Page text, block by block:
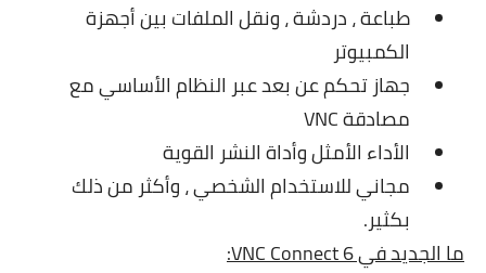
طباعة ، دردشة ، ونقل الملفات بين أجهزة
الكمبيوتر
جهاز تحكم عن بعد عبر النظام الأساسي مع
مصادقة VNC
الأداء الأمثل وأداة النشر القوية
مجاني للاستخدام الشخصي ، وأكثر من ذلك
بكثير.
ما الجديد في VNC Connect 6: